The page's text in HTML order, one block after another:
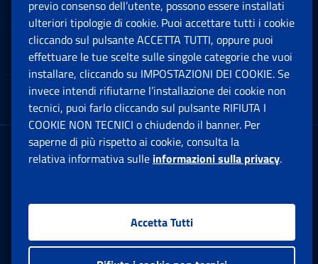
Note Legali
App mobile
Sede Legale : Via Ciro il Grande, 21
00144 Roma
Facebook: Apre una nuova finestra
Twitter: Apre una nuova finestra
Whatsapp: Apre una nuova
Youtube: Apre una
Instagram:
previo consenso dell’utente, possono essere installati
ulteriori tipologie di cookie. Puoi accettare tutti i cookie
cliccando sul pulsante ACCETTA TUTTI, oppure puoi
effettuare le tue scelte sulle singole categorie che vuoi
installare, cliccando su IMPOSTAZIONI DEI COOKIE. Se
invece intendi rifiutarne l’installazione dei cookie non
tecnici, puoi farlo cliccando sul pulsante RIFIUTA I
COOKIE NON TECNICI o chiudendo il banner. Per
saperne di più rispetto ai cookie, consulta la
relativa informativa sulle informazioni sulla privacy.
Accetta Tutti